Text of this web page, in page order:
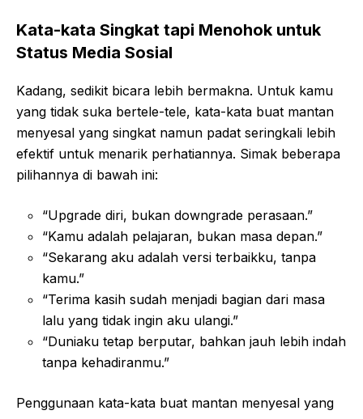
Kata-kata Singkat tapi Menohok untuk
Status Media Sosial
Kadang, sedikit bicara lebih bermakna. Untuk kamu
yang tidak suka bertele-tele, kata-kata buat mantan
menyesal yang singkat namun padat seringkali lebih
efektif untuk menarik perhatiannya. Simak beberapa
pilihannya di bawah ini:
“Upgrade diri, bukan downgrade perasaan.”
“Kamu adalah pelajaran, bukan masa depan.”
“Sekarang aku adalah versi terbaikku, tanpa
kamu.”
“Terima kasih sudah menjadi bagian dari masa
lalu yang tidak ingin aku ulangi.”
“Duniaku tetap berputar, bahkan jauh lebih indah
tanpa kehadiranmu.”
Penggunaan kata-kata buat mantan menyesal yang